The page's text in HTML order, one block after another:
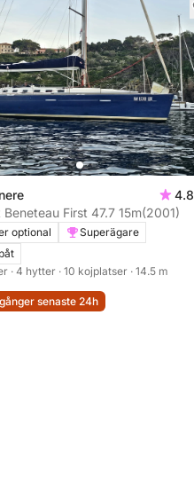
4.8
First 47.7 15m(2001)
optional
Superägare
· 4 hytter · 10 kojplatser · 14.5 m
senaste 24h